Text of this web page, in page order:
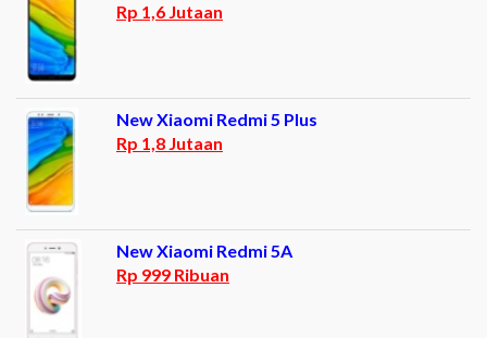
Rp 1,6 Jutaan
New Xiaomi Redmi 5 Plus
Rp 1,8 Jutaan
New Xiaomi Redmi 5A
Rp 999 Ribuan